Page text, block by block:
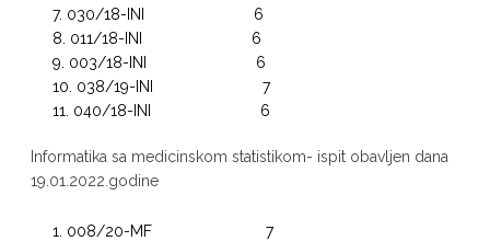
030/18-INI 6
011/18-INI 6
003/18-INI 6
038/19-INI 7
040/18-INI 6
Informatika sa medicinskom statistikom- ispit obavljen dana
19.01.2022.godine
008/20-MF 7